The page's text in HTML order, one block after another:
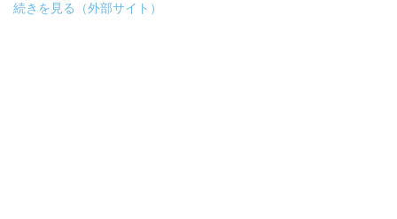
続きを見る（外部サイト）